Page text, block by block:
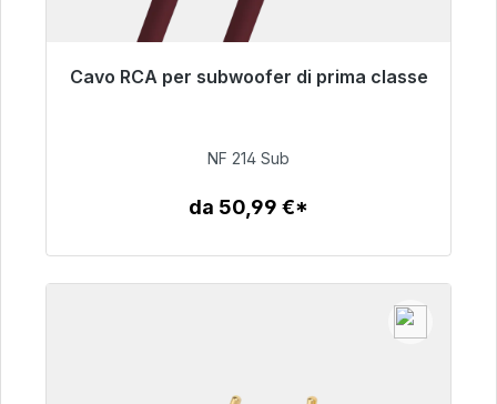
Cavo RCA per subwoofer di prima classe
Pronto per la spedizione immediata, tempo di
94,00 €
NF 214 Sub
da 50,99 €*